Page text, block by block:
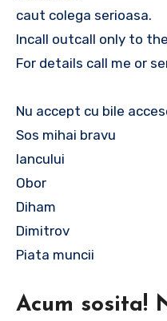
caut colega serioasa.
Incall outcall only to
For details call me or
Nu accept cu bile
Sos mihai bravu
Iancului
Obor
Diham
Dimitrov
Piata muncii
Acum sosita!